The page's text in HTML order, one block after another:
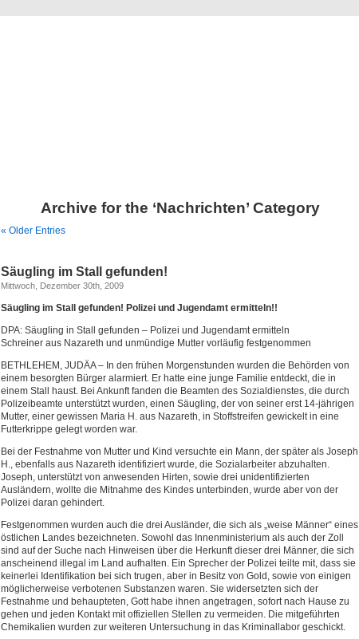
Archive for the ‘Nachrichten’ Category
« Older Entries
Säugling im Stall gefunden!
Mittwoch, Dezember 30th, 2009
Säugling im Stall gefunden! Polizei und Jugendamt ermitteln!!
DPA: Säugling in Stall gefunden – Polizei und Jugendamt ermitteln
Schreiner aus Nazareth und unmündige Mutter vorläufig festgenommen
BETHLEHEM, JUDÄA – In den frühen Morgenstunden wurden die Behörden von
einem besorgten Bürger alarmiert. Er hatte eine junge Familie entdeckt, die in
einem Stall haust. Bei Ankunft fanden die Beamten des Sozialdienstes, die durch
Polizeibeamte unterstützt wurden, einen Säugling, der von seiner erst 14-jährigen
Mutter, einer gewissen Maria H. aus Nazareth, in Stoffstreifen gewickelt in eine
Futterkrippe gelegt worden war.
Bei der Festnahme von Mutter und Kind versuchte ein Mann, der später als Joseph
H., ebenfalls aus Nazareth identifiziert wurde, die Sozialarbeiter abzuhalten.
Joseph, unterstützt von anwesenden Hirten, sowie drei unidentifizierten
Ausländern, wollte die Mitnahme des Kindes unterbinden, wurde aber von der
Polizei daran gehindert.
Festgenommen wurden auch die drei Ausländer, die sich als „weise Männer“ eines
östlichen Landes bezeichneten. Sowohl das Innenministerium als auch der Zoll
sind auf der Suche nach Hinweisen über die Herkunft dieser drei Männer, die sich
anscheinend illegal im Land aufhalten. Ein Sprecher der Polizei teilte mit, dass sie
keinerlei Identifikation bei sich trugen, aber in Besitz von Gold, sowie von einigen
möglicherweise verbotenen Substanzen waren. Sie widersetzten sich der
Festnahme und behaupteten, Gott habe ihnen angetragen, sofort nach Hause zu
gehen und jeden Kontakt mit offiziellen Stellen zu vermeiden. Die mitgeführten
Chemikalien wurden zur weiteren Untersuchung in das Kriminallabor geschickt.